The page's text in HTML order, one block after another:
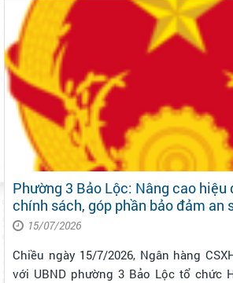
người dân mở tà...
Phường 3 Bảo Lộc: Nâng cao hiệu
chính sách, góp phần bảo đảm an
15/07/2026
Chiều ngày 15/7/2026, Ngân hàng
với UBND phường 3 Bảo Lộc tổ chức